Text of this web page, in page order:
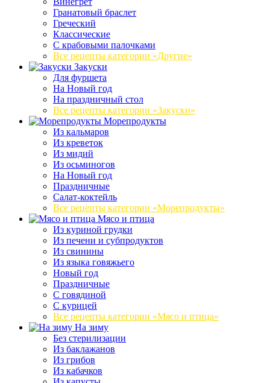
Гранатовый браслет
Греческий
Классические
С крабовыми палочками
Все рецепты категории «Другие»
Закуски
Для фуршета
На Новый год
На праздничный стол
Все рецепты категории «Закуски»
Морепродукты
Из кальмаров
Из креветок
Из мидий
Из осьминогов
На Новый год
Праздничные
Салат-коктейль
Все рецепты категории «Морепродукты»
Мясо и птица
Из куриной грудки
Из печени и субпродуктов
Из свинины
Из языка говяжьего
Новый год
Праздничные
С говядиной
С курицей
Все рецепты категории «Мясо и птица»
На зиму
Без стерилизации
Из баклажанов
Из грибов
Из кабачков